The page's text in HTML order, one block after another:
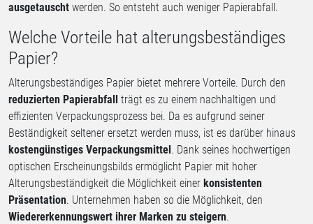
ausgetauscht werden. So entsteht auch weniger Papierabfall.
Welche Vorteile hat alterungsbeständiges
Papier?
Alterungsbeständiges Papier bietet mehrere Vorteile. Durch den
reduzierten Papierabfall trägt es zu einem nachhaltigen und
effizienten Verpackungsprozess bei. Da es aufgrund seiner
Beständigkeit seltener ersetzt werden muss, ist es darüber hinaus
kostengünstiges Verpackungsmittel. Dank seines hochwertigen
optischen Erscheinungsbilds ermöglicht Papier mit hoher
Alterungsbeständigkeit die Möglichkeit einer konsistenten
Präsentation. Unternehmen haben so die Möglichkeit, den
Wiedererkennungswert ihrer Marken zu steigern.